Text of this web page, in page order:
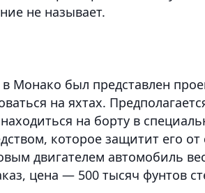
не называет.
Монако был представлен
на яхтах.
на борту в
которое защитит его
двигателем автомобиль
цена — 500 тысяч фунтов